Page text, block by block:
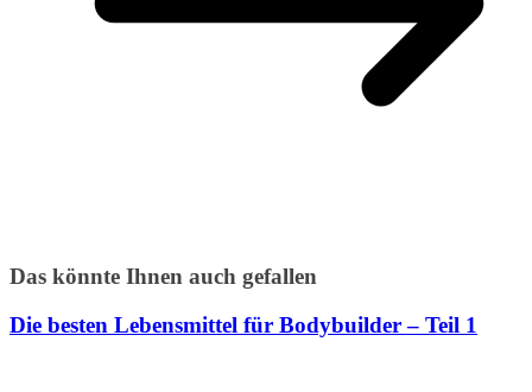
Das könnte Ihnen auch gefallen
Die besten Lebensmittel für Bodybuilder – Teil 1